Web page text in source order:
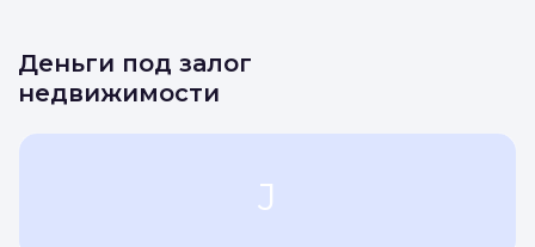
Деньги под залог
недвижимости
J